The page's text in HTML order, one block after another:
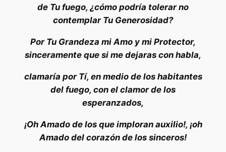
de Tu fuego, ¿cómo podría tolerar no
contemplar Tu Generosidad?
Por Tu Grandeza mi Amo y mi Protector,
sinceramente que si me dejaras con habla,
clamaría por Tí, en medio de los habitantes
del fuego, con el clamor de los
esperanzados,
¡Oh Amado de los que imploran auxilio!, ¡oh
Amado del corazón de los sinceros!